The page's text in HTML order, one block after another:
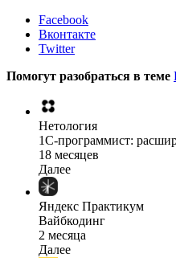
Facebook
Вконтакте
Twitter
Помогут разобраться в теме
Нетология
1C-программист:
18 месяцев
Далее
Яндекс Практикум
Вайбкодинг
2 месяца
Далее